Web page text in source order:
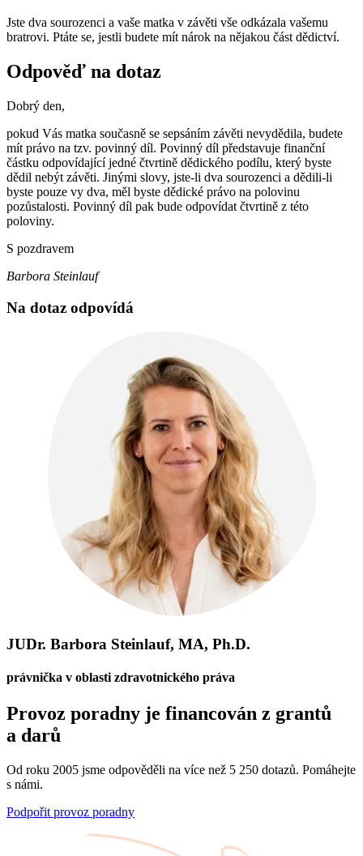
Jste dva sourozenci a vaše matka v závěti vše odkázala vašemu
bratrovi. Ptáte se, jestli budete mít nárok na nějakou část dědictví.
Odpověď na dotaz
Dobrý den,
pokud Vás matka současně se sepsáním závěti nevydědila, budete
mít právo na tzv. povinný díl. Povinný díl představuje finanční
částku odpovídající jedné čtvrtině dědického podílu, který byste
dědil nebýt závěti. Jinými slovy, jste-li dva sourozenci a dědili-li
byste pouze vy dva, měl byste dědické právo na polovinu
pozůstalosti. Povinný díl pak bude odpovídat čtvrtině z této
poloviny.
S pozdravem
Barbora Steinlauf
Na dotaz odpovídá
JUDr. Barbora Steinlauf, MA, Ph.D.
právnička v oblasti zdravotnického práva
Provoz poradny je financován z grantů
a darů
Od roku 2005 jsme odpověděli na více než 5 250 dotazů. Pomáhejte
s námi.
Podpořit provoz poradny